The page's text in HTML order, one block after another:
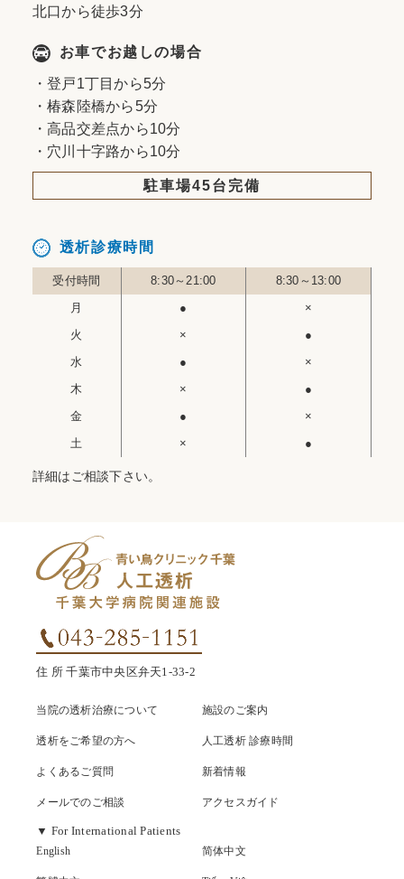
北口から徒歩3分
お車でお越しの場合
・登戸1丁目から5分
・椿森陸橋から5分
・高品交差点から10分
・穴川十字路から10分
駐車場45台完備
透析診療時間
受付時間 8:30～21:00
8:30～13:00
月
●
×
火
×
●
水
●
×
木
×
●
金
●
×
土
× ●
詳細はご相談下さい。
住 所 千葉市中央区弁天1-33-2
当院の透析治療について 施設のご案内
透析をご希望の方へ ⼈⼯透析 診療時間
よくあるご質問 新着情報
メールでのご相談 アクセスガイド
▼ For International Patients
English 简体中文